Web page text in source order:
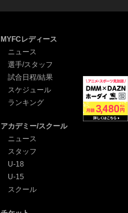
MYFCレディース
ニュース
選手/スタッフ
試合日程/結果
スケジュール
ランキング
アカデミー/スクール
ニュース
スタッフ
U-18
U-15
スクール